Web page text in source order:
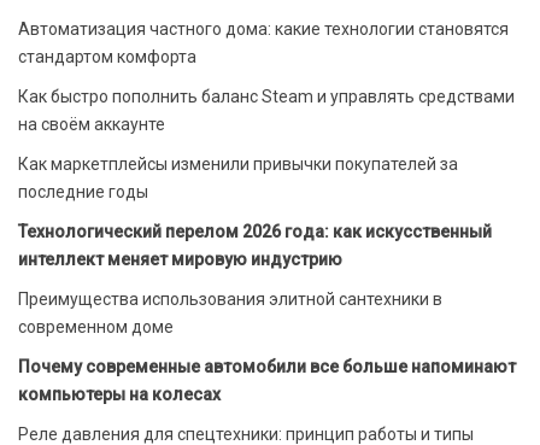
Автоматизация частного дома: какие технологии становятся
стандартом комфорта
Как быстро пополнить баланс Steam и управлять средствами
на своём аккаунте
Как маркетплейсы изменили привычки покупателей за
последние годы
Технологический перелом 2026 года: как искусственный
интеллект меняет мировую индустрию
Преимущества использования элитной сантехники в
современном доме
Почему современные автомобили все больше напоминают
компьютеры на колесах
Реле давления для спецтехники: принцип работы и типы